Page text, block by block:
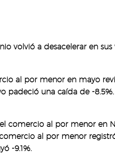
volvió a desacelerar en
al por menor en mayo
padeció una caída de -8.5%.
comercio al por menor en
al por menor
-9.1%.